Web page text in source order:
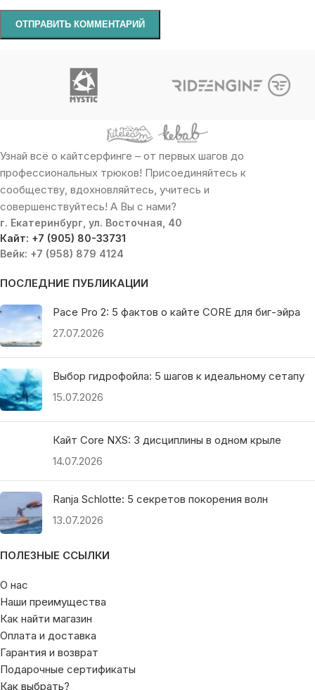
Узнай всё о кайтсерфинге – от первых шагов до
профессиональных трюков! Присоединяйтесь к
сообществу, вдохновляйтесь, учитесь и
совершенствуйтесь! А Вы с нами?
г. Екатеринбург, ул. Восточная, 40
Кайт: +7 (905) 80-33731
Вейк: +7 (958) 879 4124
ПОСЛЕДНИЕ ПУБЛИКАЦИИ
Pace Pro 2: 5 фактов о кайте CORE для биг-эйра
27.07.2026
Выбор гидрофойла: 5 шагов к идеальному сетапу
15.07.2026
Кайт Core NXS: 3 дисциплины в одном крыле
14.07.2026
Ranja Schlotte: 5 секретов покорения волн
13.07.2026
ПОЛЕЗНЫЕ ССЫЛКИ
О нас
Наши преимущества
Как найти магазин
Оплата и доставка
Гарантия и возврат
Подарочные сертификаты
Как выбрать?